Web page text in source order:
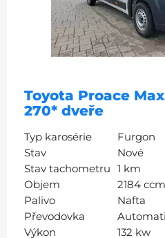
Toyota Proace
270* dveře
Typ karosérie
Furgon
Stav
Nové
Stav tachometru 1 km
Objem
2184 ccm
Palivo
Nafta
Převodovka
Výkon
132 kw